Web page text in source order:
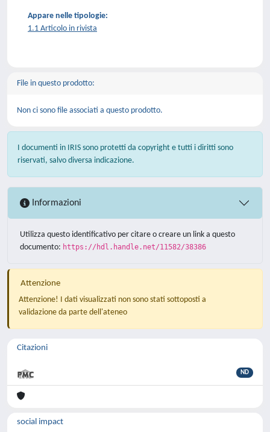
Appare nelle tipologie:
1.1 Articolo in rivista
File in questo prodotto:
Non ci sono file associati a questo prodotto.
I documenti in IRIS sono protetti da copyright e tutti i diritti sono
riservati, salvo diversa indicazione.
Informazioni
Utilizza questo identificativo per citare o creare un link a questo
documento: https://hdl.handle.net/11582/38386
Attenzione
Attenzione! I dati visualizzati non sono stati sottoposti a
validazione da parte dell'ateneo
Citazioni
ND
social impact